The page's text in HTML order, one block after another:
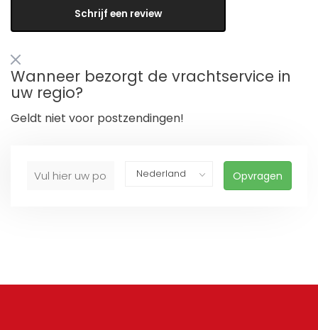
Schrijf een review
Wanneer bezorgt de vrachtservice in
uw regio?
Geldt niet voor postzendingen!
Opvragen